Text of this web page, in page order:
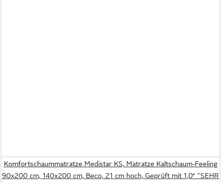
Komfortschaummatratze Medistar KS, Matratze Kaltschaum-Feeling
90x200 cm, 140x200 cm, Beco, 21 cm hoch, Geprüft mit 1,0* "SEHR